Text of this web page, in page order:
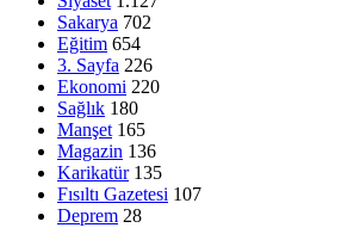
Sakarya 702
Eğitim 654
3. Sayfa 226
Ekonomi 220
Sağlık 180
Manşet 165
Magazin 136
Karikatür 135
Fısıltı Gazetesi 107
Deprem 28